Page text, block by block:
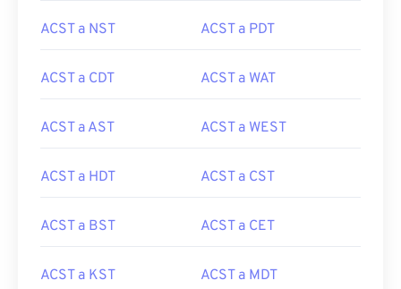
ACST a NST ACST a PDT
ACST a CDT ACST a WAT
ACST a AST ACST a WEST
ACST a HDT ACST a CST
ACST a BST ACST a CET
ACST a KST ACST a MDT